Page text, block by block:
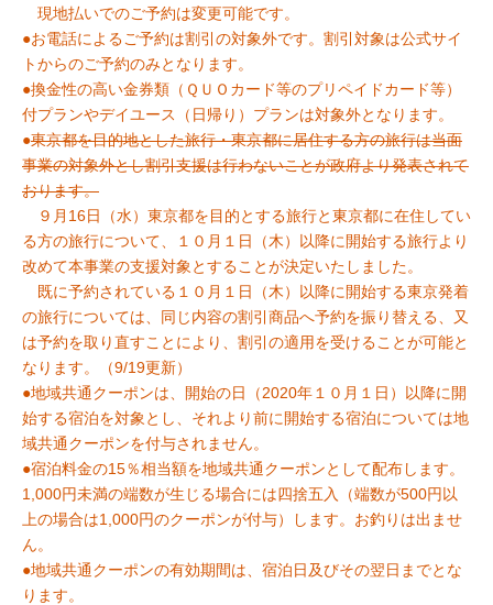
現地払いでのご予約は変更可能です。
●お電話によるご予約は割引の対象外です。割引対象は公式サイ
トからのご予約のみとなります。
●換金性の高い金券類（ＱＵＯカード等のプリペイドカード等）
付プランやデイユース（日帰り）プランは対象外となります。
●東京都を目的地とした旅行・東京都に居住する方の旅行は当面
事業の対象外とし割引支援は行わないことが政府より発表されて
おります。
９月16日（水）東京都を目的とする旅行と東京都に在住してい
る方の旅行について、１０月１日（木）以降に開始する旅行より
改めて本事業の支援対象とすることが決定いたしました。
既に予約されている１０月１日（木）以降に開始する東京発着
の旅行については、同じ内容の割引商品へ予約を振り替える、又
は予約を取り直すことにより、割引の適用を受けることが可能と
なります。（9/19更新）
●地域共通クーポンは、開始の日（2020年１０月１日）以降に開
始する宿泊を対象とし、それより前に開始する宿泊については地
域共通クーポンを付与されません。
●宿泊料金の15％相当額を地域共通クーポンとして配布します。
1,000円未満の端数が生じる場合には四捨五入（端数が500円以
上の場合は1,000円のクーポンが付与）します。お釣りは出ませ
ん。
●地域共通クーポンの有効期間は、宿泊日及びその翌日までとな
ります。